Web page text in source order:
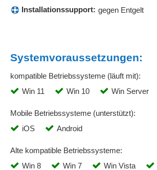
Installationssupport: gegen Entgelt
Systemvoraussetzungen:
kompatible Betriebssysteme (läuft mit):
Win 11
Win 10 Win Server
Mobile Betriebssysteme (unterstützt):
iOS
Android
Alte kompatible Betriebssysteme:
Win 8
Win 7 Win Vista